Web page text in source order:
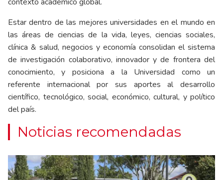
Estar dentro de las mejores universidades en el mundo en
las áreas de ciencias de la vida, leyes, ciencias sociales,
clínica & salud, negocios y economía consolidan el sistema
de investigación colaborativo, innovador y de frontera del
conocimiento, y posiciona a la Universidad como un
referente internacional por sus aportes al desarrollo
científico, tecnológico, social, económico, cultural, y político
del país.
Noticias recomendadas